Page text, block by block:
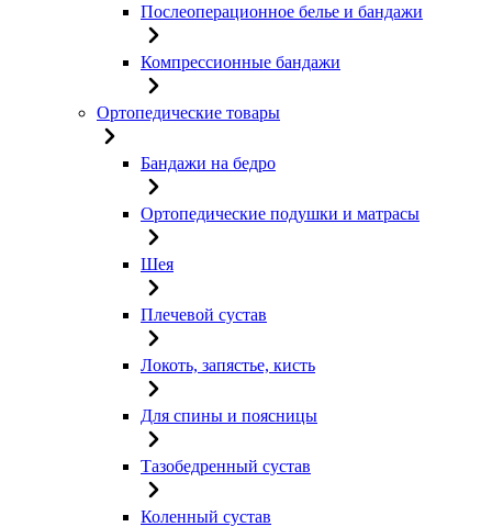
Послеоперационное белье и бандажи
Компрессионные бандажи
Ортопедические товары
Бандажи на бедро
Ортопедические подушки и матрасы
Шея
Плечевой сустав
Локоть, запястье, кисть
Для спины и поясницы
Тазобедренный сустав
Коленный сустав